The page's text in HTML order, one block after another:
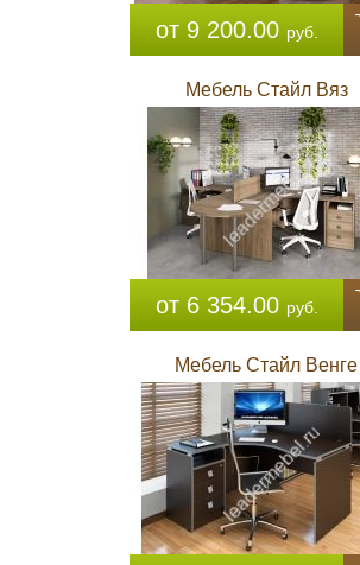
от 9 200.00 руб.
Мебель Стайл Вяз
от 6 354.00 руб.
Мебель Стайл Венге